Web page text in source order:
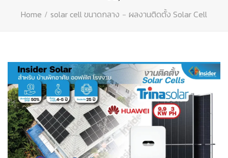
Home / solar cell ขนาดกลาง - ผลงานติดตั้ง Solar Cell